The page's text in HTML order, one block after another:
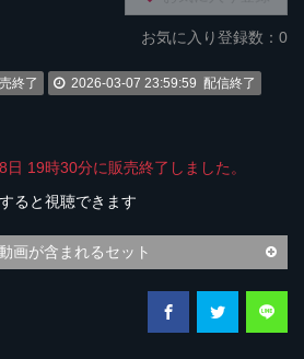
お気に入り登録数：0
終了 2026-03-07 23:59:59 配信終了
19時30分に販売終了しました。
ると視聴できます
画が含まれるセット